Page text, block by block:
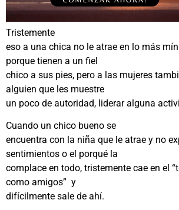
Tristemente
eso a una chica no le atrae en lo más
porque tienen a un fiel
chico a sus pies, pero a las mujeres
alguien que les muestre
un poco de autoridad, liderar alguna
Cuando un chico bueno se
encuentra con la niña que le atrae y no
sentimientos o el porqué la
complace en todo, tristemente cae en el
como amigos” y
difícilmente sale de ahí.